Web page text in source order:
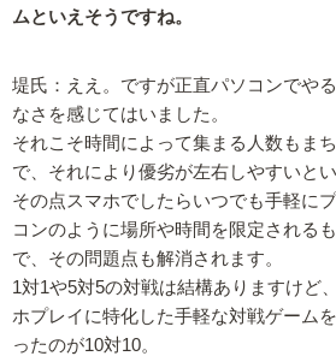
ムといえそうですね。
堤氏：ええ。ですが正直パソコンでや
なさを感じてはいました。
それこそ時間によって集まる人数もま
で、それにより優劣が左右しやすいと
その点スマホでしたらいつでも手軽に
コンのように場所や時間を限定される
で、その問題点も解消されます。
1対1や5対5の対戦は結構ありますけど
ホプレイに特化した手軽な対戦ゲーム
ったのが10対10。